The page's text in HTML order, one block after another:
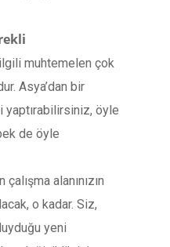
ilgili muhtemelen çok
Asya’dan bir
yaptırabilirsiniz, öyle
de öyle
çalışma alanınızın
o kadar. Siz,
yeni